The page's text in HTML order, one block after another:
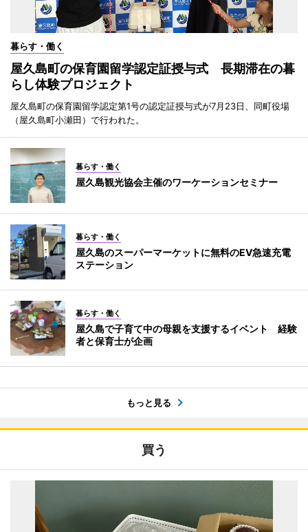
暮らす・働く
屋久島町の保育園留学認定証授与式 長期滞在の暮
らし体験プロジェクト
屋久島町の保育園留学認定第1号の認定証授与式が7月23日、同町役場
（屋久島町小瀬田）で行われた。
暮らす・働く
屋久島観光協会主催のワーケーションセミナー
暮らす・働く
屋久島のスーパーマーケットに無料のEV急速充電
ステーション
暮らす・働く
屋久島で子育て中の母親を支援するイベント 経験
者と保育士が企画
もっと見る
買う